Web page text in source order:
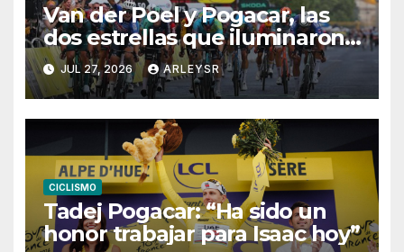
Van der Poel y Pogacar, las
dos estrellas que iluminaron
París
JUL 27, 2026 ARLEYSR
CICLISMO
Tadej Pogacar: “Ha sido un
honor trabajar para Isaac hoy”